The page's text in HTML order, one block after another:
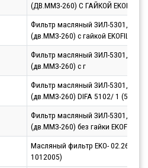
(ДВ.ММЗ-260) С ГАЙКОЙ EKOFIL
Фильтр масляный ЗИЛ-5301,МАЗ-
(дв.ММЗ-260) с гайкой EKOFIL
Фильтр масляный ЗИЛ-5301,МАЗ-
(дв.ММЗ-260) с г
Фильтр масляный ЗИЛ-5301,МАЗ-
(дв.ММЗ-260) DIFA 5102/ 1 (5102/
Фильтр масляный ЗИЛ-5301,МАЗ-
(дв.ММЗ-260) без гайки EKOFIL
Масляный фильтр EKO- 02.26 (035-
1012005)